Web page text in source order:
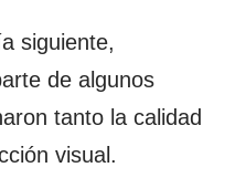
siguiente,
de algunos
tanto la calidad
visual.